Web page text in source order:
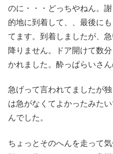
のに・・・どっちやねん。
的地に到着して、、最後に
てます。到着しましたが、
降りません。ドア開けて数
かれました。酔っぱらいさ
急げって言われてましたが
は急がなくてよかったみた
んでした。
ちょっとそのへんを走って